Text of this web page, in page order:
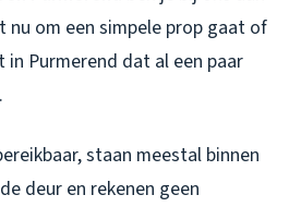
nu om een simpele prop gaat of
Purmerend dat al een paar
staan meestal binnen
deur en rekenen geen